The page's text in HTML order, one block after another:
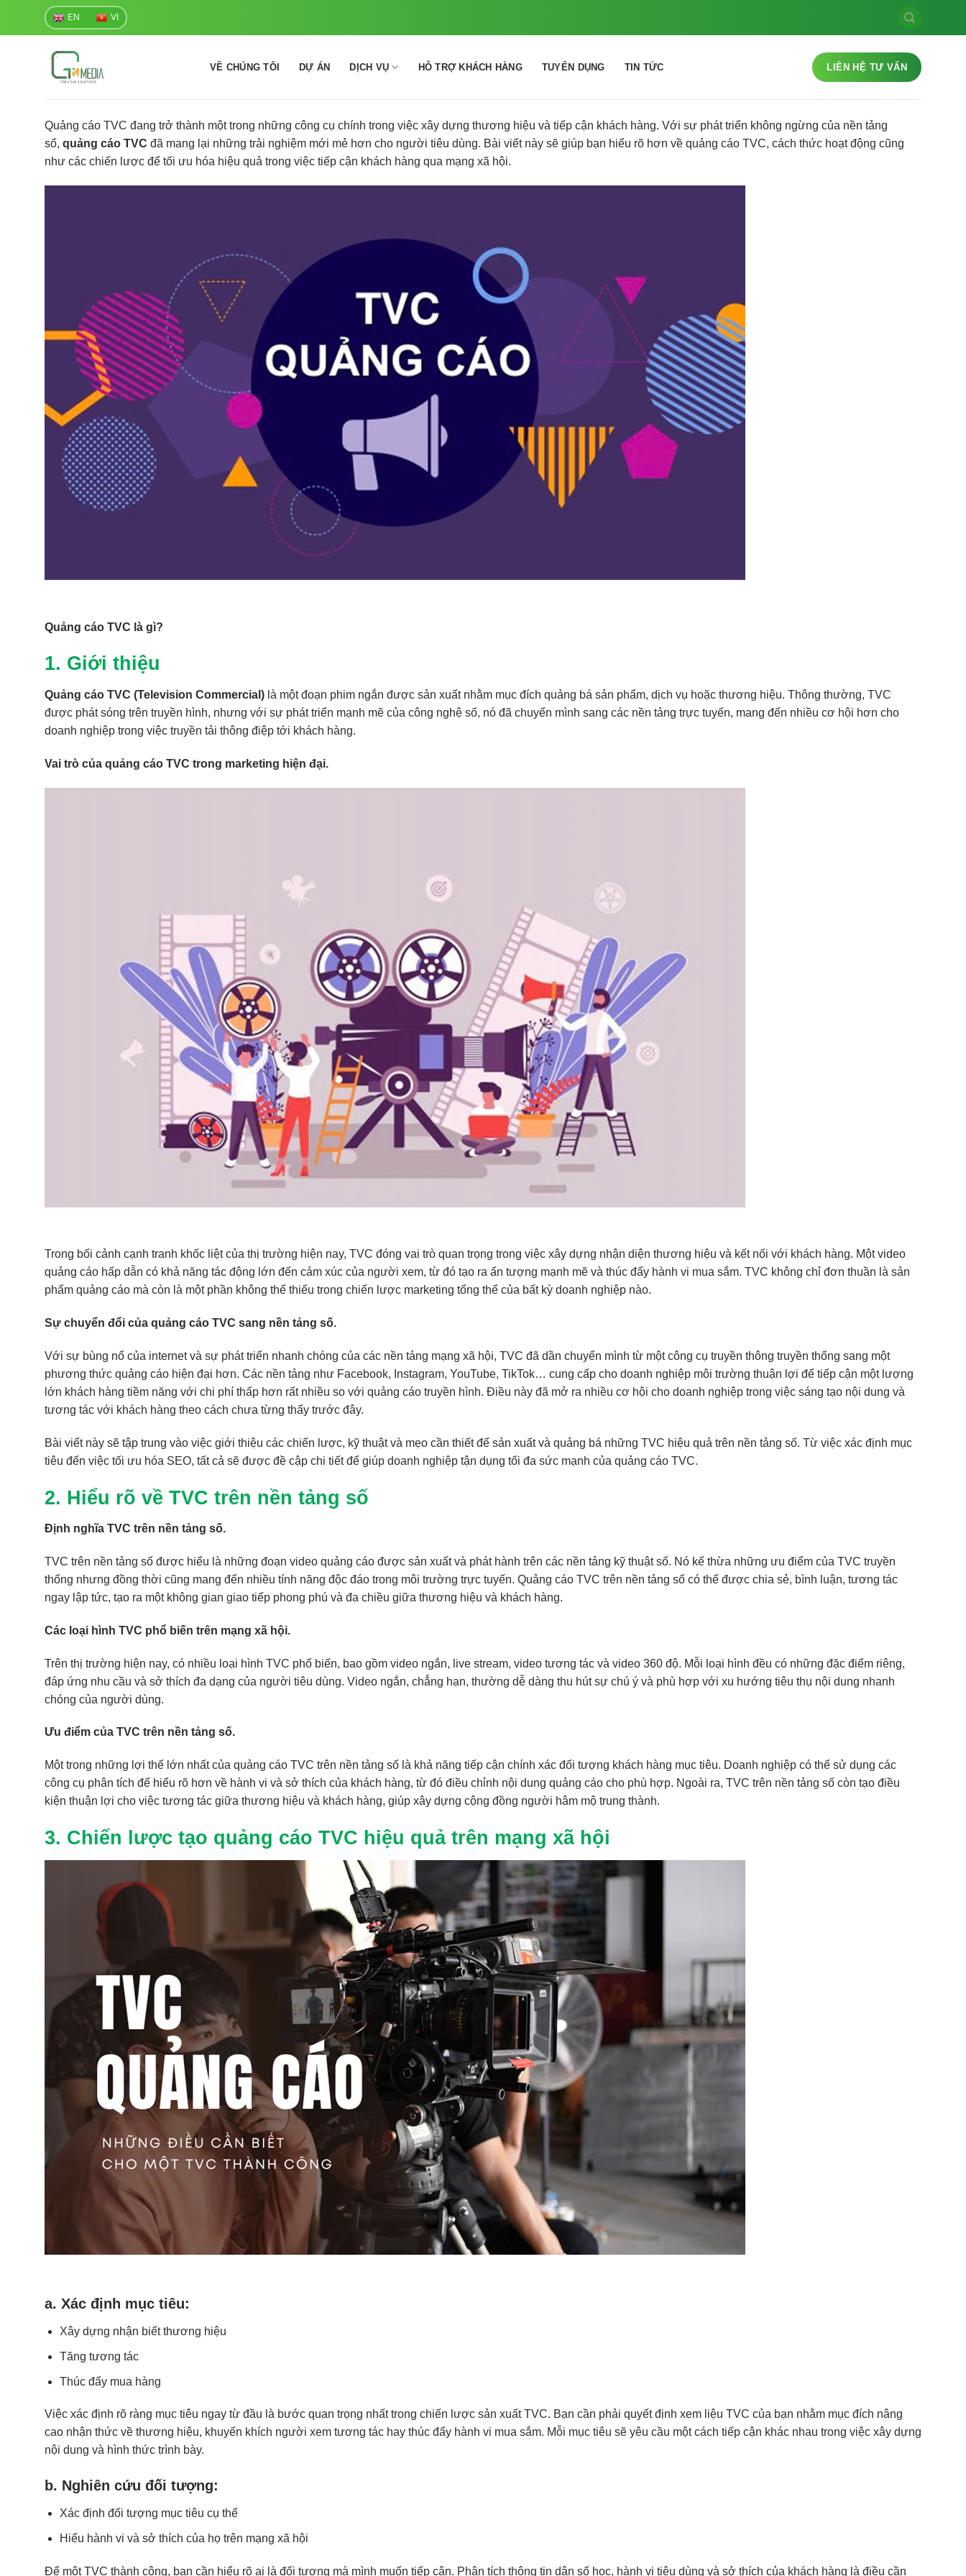
EN VI
VỀ CHÚNG TÔI DỰ ÁN DỊCH VỤ HỖ TRỢ KHÁCH HÀNG TUYỂN DỤNG TIN TỨC LIÊN HỆ TƯ VẤN
Quảng cáo TVC đang trở thành một trong những công cụ chính trong việc xây dựng thương hiệu và tiếp cận khách hàng. Với sự phát triển không ngừng của nền tảng
số, quảng cáo TVC đã mang lại những trải nghiệm mới mẻ hơn cho người tiêu dùng. Bài viết này sẽ giúp bạn hiểu rõ hơn về quảng cáo TVC, cách thức hoạt động cũng
như các chiến lược để tối ưu hóa hiệu quả trong việc tiếp cận khách hàng qua mạng xã hội.
Quảng cáo TVC là gì?
1. Giới thiệu
Quảng cáo TVC (Television Commercial) là một đoạn phim ngắn được sản xuất nhằm mục đích quảng bá sản phẩm, dịch vụ hoặc thương hiệu. Thông thường, TVC
được phát sóng trên truyền hình, nhưng với sự phát triển mạnh mẽ của công nghệ số, nó đã chuyển mình sang các nền tảng trực tuyến, mang đến nhiều cơ hội hơn cho
doanh nghiệp trong việc truyền tải thông điệp tới khách hàng.
Vai trò của quảng cáo TVC trong marketing hiện đại.
Trong bối cảnh cạnh tranh khốc liệt của thị trường hiện nay, TVC đóng vai trò quan trọng trong việc xây dựng nhận diện thương hiệu và kết nối với khách hàng. Một video
quảng cáo hấp dẫn có khả năng tác động lớn đến cảm xúc của người xem, từ đó tạo ra ấn tượng mạnh mẽ và thúc đẩy hành vi mua sắm. TVC không chỉ đơn thuần là sản
phẩm quảng cáo mà còn là một phần không thể thiếu trong chiến lược marketing tổng thể của bất kỳ doanh nghiệp nào.
Sự chuyển đổi của quảng cáo TVC sang nền tảng số.
Với sự bùng nổ của internet và sự phát triển nhanh chóng của các nền tảng mạng xã hội, TVC đã dần chuyển mình từ một công cụ truyền thông truyền thống sang một
phương thức quảng cáo hiện đại hơn. Các nền tảng như Facebook, Instagram, YouTube, TikTok… cung cấp cho doanh nghiệp môi trường thuận lợi để tiếp cận một lượng
lớn khách hàng tiềm năng với chi phí thấp hơn rất nhiều so với quảng cáo truyền hình. Điều này đã mở ra nhiều cơ hội cho doanh nghiệp trong việc sáng tạo nội dung và
tương tác với khách hàng theo cách chưa từng thấy trước đây.
Bài viết này sẽ tập trung vào việc giới thiệu các chiến lược, kỹ thuật và mẹo cần thiết để sản xuất và quảng bá những TVC hiệu quả trên nền tảng số. Từ việc xác định mục
tiêu đến việc tối ưu hóa SEO, tất cả sẽ được đề cập chi tiết để giúp doanh nghiệp tận dụng tối đa sức mạnh của quảng cáo TVC.
2. Hiểu rõ về TVC trên nền tảng số
Định nghĩa TVC trên nền tảng số.
TVC trên nền tảng số được hiểu là những đoạn video quảng cáo được sản xuất và phát hành trên các nền tảng kỹ thuật số. Nó kế thừa những ưu điểm của TVC truyền
thống nhưng đồng thời cũng mang đến nhiều tính năng độc đáo trong môi trường trực tuyến. Quảng cáo TVC trên nền tảng số có thể được chia sẻ, bình luận, tương tác
ngay lập tức, tạo ra một không gian giao tiếp phong phú và đa chiều giữa thương hiệu và khách hàng.
Các loại hình TVC phổ biến trên mạng xã hội.
Trên thị trường hiện nay, có nhiều loại hình TVC phổ biến, bao gồm video ngắn, live stream, video tương tác và video 360 độ. Mỗi loại hình đều có những đặc điểm riêng,
đáp ứng nhu cầu và sở thích đa dạng của người tiêu dùng. Video ngắn, chẳng hạn, thường dễ dàng thu hút sự chú ý và phù hợp với xu hướng tiêu thụ nội dung nhanh
chóng của người dùng.
Ưu điểm của TVC trên nền tảng số.
Một trong những lợi thế lớn nhất của quảng cáo TVC trên nền tảng số là khả năng tiếp cận chính xác đối tượng khách hàng mục tiêu. Doanh nghiệp có thể sử dụng các
công cụ phân tích để hiểu rõ hơn về hành vi và sở thích của khách hàng, từ đó điều chỉnh nội dung quảng cáo cho phù hợp. Ngoài ra, TVC trên nền tảng số còn tạo điều
kiện thuận lợi cho việc tương tác giữa thương hiệu và khách hàng, giúp xây dựng cộng đồng người hâm mộ trung thành.
3. Chiến lược tạo quảng cáo TVC hiệu quả trên mạng xã hội
a. Xác định mục tiêu:
Xây dựng nhận biết thương hiệu
Tăng tương tác
Thúc đẩy mua hàng
Việc xác định rõ ràng mục tiêu ngay từ đầu là bước quan trọng nhất trong chiến lược sản xuất TVC. Bạn cần phải quyết định xem liệu TVC của bạn nhằm mục đích nâng
cao nhận thức về thương hiệu, khuyến khích người xem tương tác hay thúc đẩy hành vi mua sắm. Mỗi mục tiêu sẽ yêu cầu một cách tiếp cận khác nhau trong việc xây dựng
nội dung và hình thức trình bày.
b. Nghiên cứu đối tượng:
Xác định đối tượng mục tiêu cụ thể
Hiểu hành vi và sở thích của họ trên mạng xã hội
Để một TVC thành công, bạn cần hiểu rõ ai là đối tượng mà mình muốn tiếp cận. Phân tích thông tin dân số học, hành vi tiêu dùng và sở thích của khách hàng là điều cần